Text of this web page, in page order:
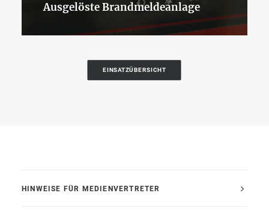
Ausgelöste Brandmeldeanlage
EINSATZÜBERSICHT
HINWEISE FÜR MEDIENVERTRETER